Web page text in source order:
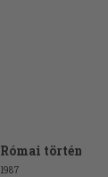
Római
1987